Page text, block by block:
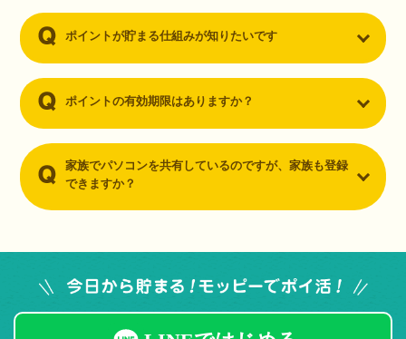
ポイントが貯まる仕組みが知りたいです
ポイントの有効期限はありますか？
家族でパソコンを共有しているのですが、家族も登録
できますか？